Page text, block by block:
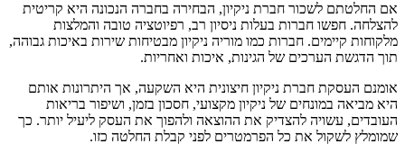
אם החלטתם לשכור חברת ניקיון, הבחירה בחברה הנכונה היא קריטית
להצלחה. חפשו חברות בעלות ניסיון רב, רפיוטציה טובה והמלצות
מלקוחות קיימים. חברות כמו מוריה ניקיון מבטיחות שירות באיכות גבוהה,
תוך הדגשת הערכים של הגינות, איכות ואחריות.
אומנם העסקת חברת ניקיון חיצונית היא השקעה, אך היתרונות אותם
היא מביאה במונחים של ניקיון מקצועי, חסכון בזמן, ושיפור בריאות
העובדים, עשויה להצדיק את ההוצאה ולהפוך את העסק ליעיל יותר. כך
שמומלץ לשקול את כל הפרמטרים לפני קבלת החלטה כזו.